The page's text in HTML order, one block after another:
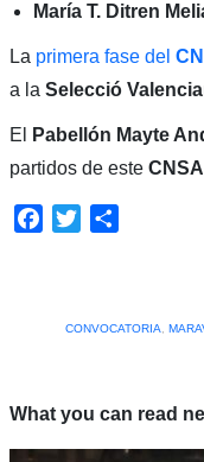
María T. Ditren
La primera fase del
a la Selecció
El Pabellón Mayte
partidos de este CNSA
Facebook
Twitter
CONVOCATORIA
What you can read